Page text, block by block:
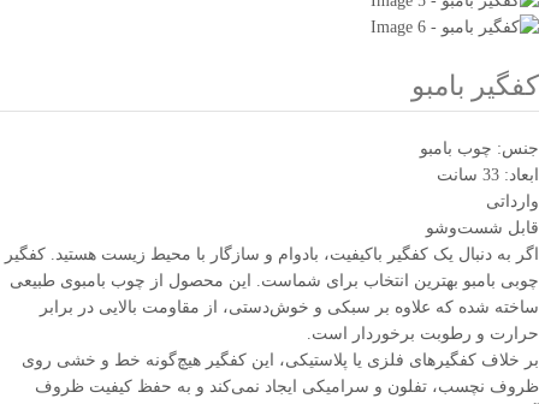
کفگیر بامبو
جنس: چوب بامبو
ابعاد: 33 سانت
وارداتی
قابل شست‌وشو
اگر به دنبال یک کفگیر باکیفیت، بادوام و سازگار با محیط زیست هستید. کفگیر
چوبی بامبو بهترین انتخاب برای شماست. این محصول از چوب بامبوی طبیعی
ساخته شده که علاوه بر سبکی و خوش‌دستی، از مقاومت بالایی در برابر
حرارت و رطوبت برخوردار است.
بر خلاف کفگیرهای فلزی یا پلاستیکی، این کفگیر هیچ‌گونه خط و خشی روی
ظروف نچسب، تفلون و سرامیکی ایجاد نمی‌کند و به حفظ کیفیت ظروف